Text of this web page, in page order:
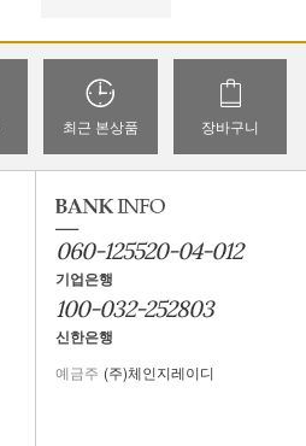
최근 본상품 장바구니
060-125520-04-012
기업은행
100-032-252803
신한은행
예금주 (주)체인지레이디